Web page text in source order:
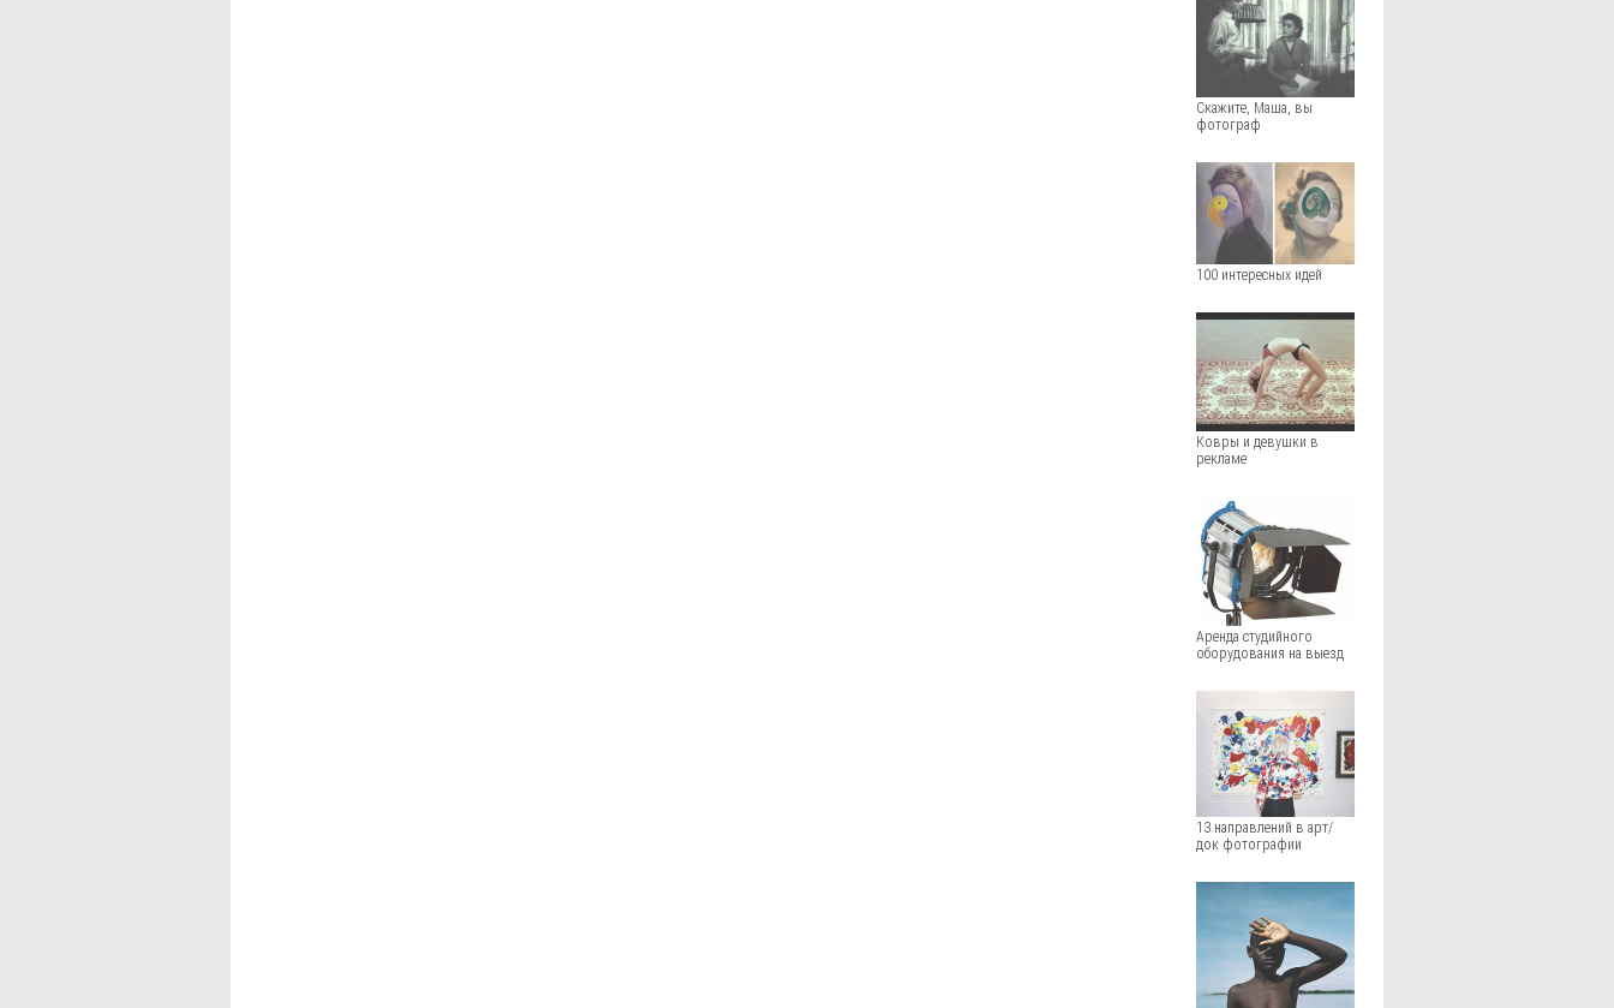
Скажите, Маша, вы
фотограф
100 интересных идей
Ковры и девушки в
рекламе
Аренда студийного
оборудования на выезд
13 направлений в арт/
док фотографии